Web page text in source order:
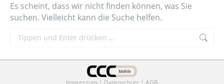
Es scheint, dass wir nicht finden können, was Sie
suchen. Vielleicht kann die Suche helfen.
Search:
Impressum | Datenschutz | AGB